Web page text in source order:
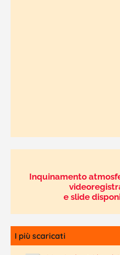
Inquinamento
e slide
I più scaricati